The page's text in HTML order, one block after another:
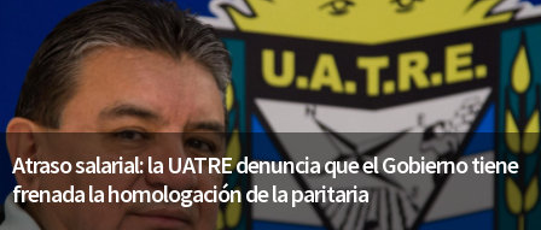
Atraso salarial: la UATRE denuncia que el Gobierno tiene
frenada la homologación de la paritaria